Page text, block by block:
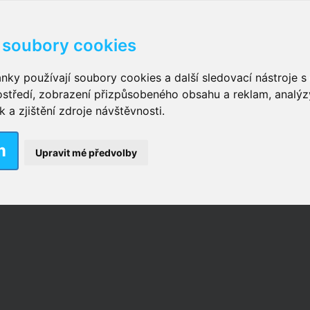
cookies
používají soubory cookies a další sledovací nástroje s
zobrazení přizpůsobeného obsahu a reklam,
a zjištění zdroje návštěvnosti.
Upravit mé předvolby
kalhotky zalepovací ,Inkontinenční kalhotky
vložky pro muže
plavky,Dámské inkontinenční plavky